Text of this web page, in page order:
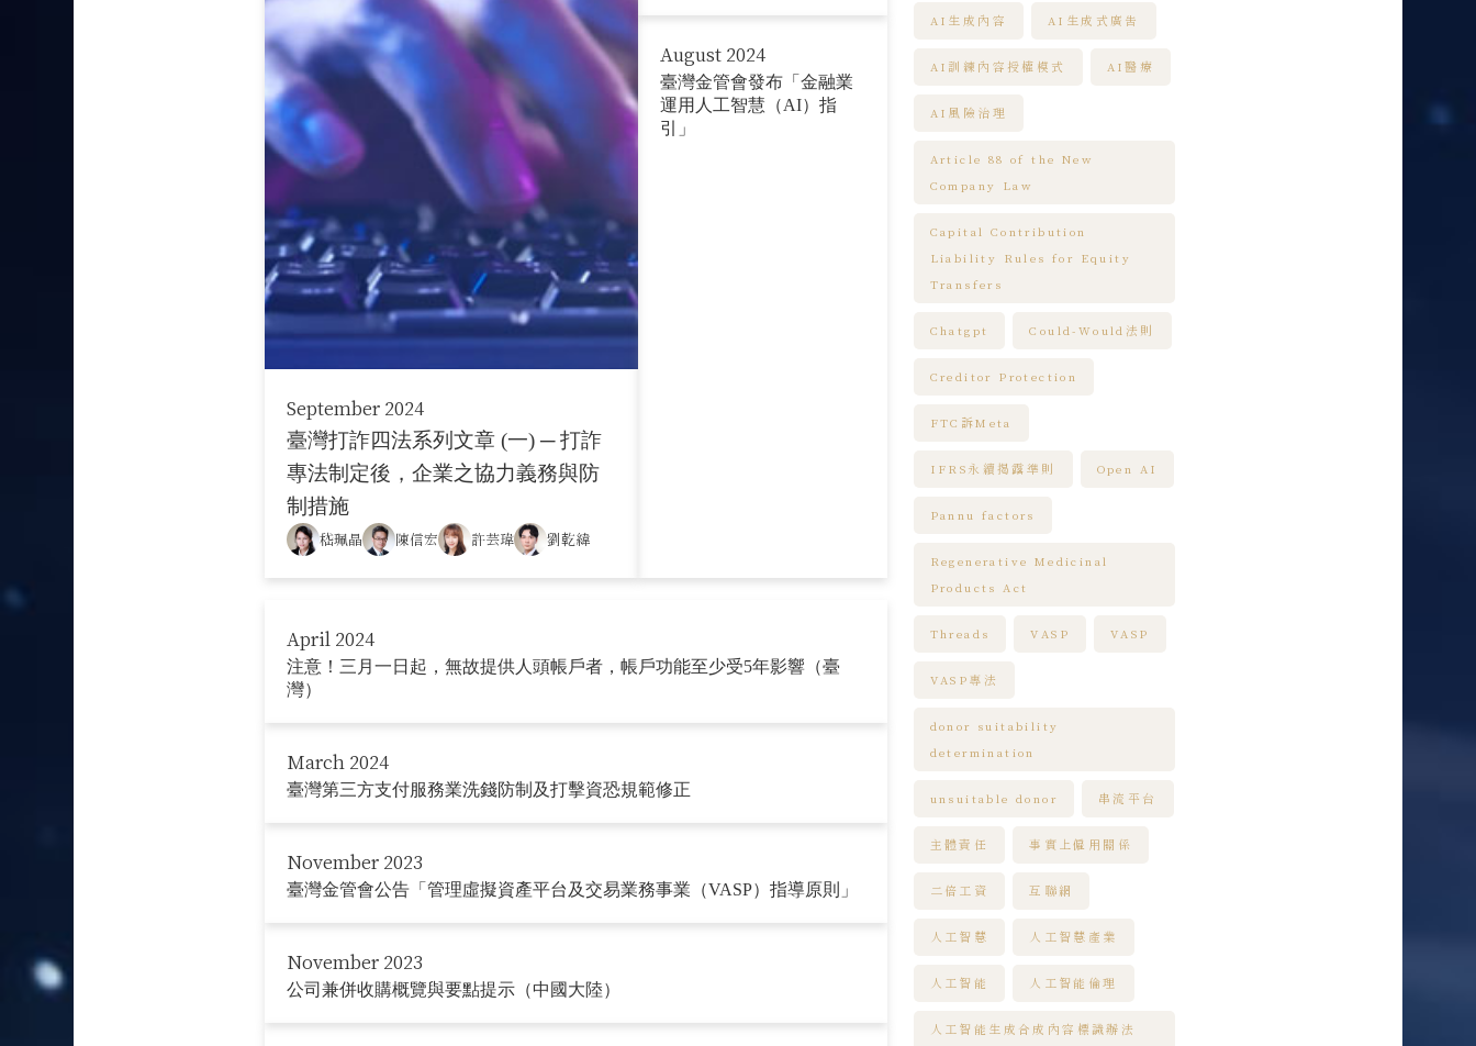
September 2024
臺灣打詐四法系列文章 (一) ─ 打詐
專法制定後，企業之協力義務與防
制措施
嵇珮晶 陳信宏 許芸瑋 劉乾緯
August 2024
臺灣金管會發布「金融業
運用人工智慧（AI）指
引」
April 2024
注意！三月一日起，無故提供人頭帳戶者，帳戶功能至少受5年影響（臺
灣）
March 2024
臺灣第三方支付服務業洗錢防制及打擊資恐規範修正
November 2023
臺灣金管會公告「管理虛擬資產平台及交易業務事業（VASP）指導原則」
November 2023
公司兼併收購概覽與要點提示（中國大陸）
AI生成內容 AI生成式廣告
AI訓練內容授權模式 AI醫療
AI風險治理
Article 88 of the New
Company Law
Capital Contribution
Liability Rules for Equity
Transfers
Chatgpt Could-Would法則
Creditor Protection
FTC訴Meta
IFRS永續揭露準則 Open AI
Pannu factors
Regenerative Medicinal
Products Act
Threads VASP VASP
VASP專法
donor suitability
determination
unsuitable donor 串流平台
主體責任 事實上僱用關係
二倍工資 互聯網
人工智慧 人工智慧產業
人工智能 人工智能倫理
人工智能生成合成內容標識辦法